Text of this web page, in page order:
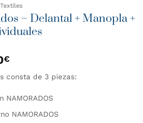
Textiles
– Delantal + Manopla +
€El
actual
55.00€.
consta de 3 piezas:
NAMORADOS
NAMORADOS